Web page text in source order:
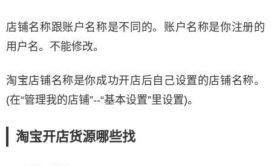
店铺名称跟账户名称是不同的。账户名称是你注册的
用户名。不能修改。
淘宝店铺名称是你成功开店后自己设置的店铺名称。
(在“管理我的店铺”--“基本设置”里设置)。
淘宝开店货源哪些找